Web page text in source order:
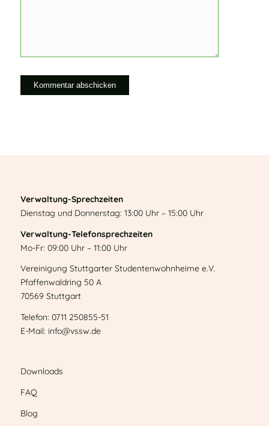
Verwaltung-Sprechzeiten
Dienstag und Donnerstag: 13:00 Uhr – 15:00 Uhr
Verwaltung-Telefonsprechzeiten
Mo-Fr: 09:00 Uhr – 11:00 Uhr
Vereinigung Stuttgarter Studentenwohnheime e.V.
Pfaffenwaldring 50 A
70569 Stuttgart
Telefon: 0711 250855-51
E-Mail: info@vssw.de
Downloads
FAQ
Blog